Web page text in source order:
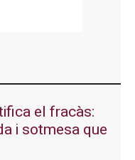
el fracàs:
i sotmesa que